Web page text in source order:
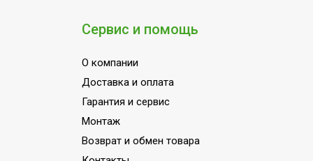
Сервис и помощь
О компании
Доставка и оплата
Гарантия и сервис
Монтаж
Возврат и обмен товара